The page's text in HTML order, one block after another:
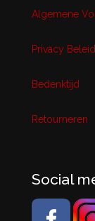
Algemene
Privacy Beleid
Bedenktijd
Retourneren
Social